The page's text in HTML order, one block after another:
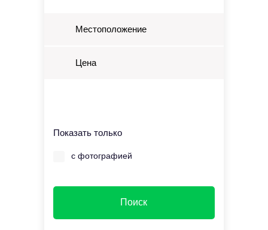
Местоположение
Цена
Показать только
с фотографией